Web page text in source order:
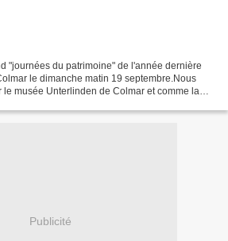
"journées du patrimoine" de l'année dernière
le dimanche matin 19 septembre.Nous
musée Unterlinden de Colmar et comme la
Publicité